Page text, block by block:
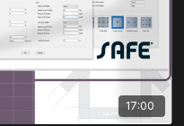
17:00